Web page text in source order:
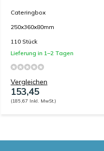
Cateringbox
250x360x80mm
110 Stück
Lieferung in 1–2 Tagen
Vergleichen
153,45
(185,67 Inkl. MwSt.)